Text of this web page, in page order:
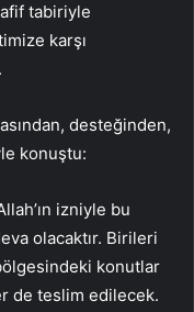
tabiriyle
karşı
desteğinden,
konuştu:
izniyle bu
olacaktır. Birileri
konutlar
de teslim edilecek.